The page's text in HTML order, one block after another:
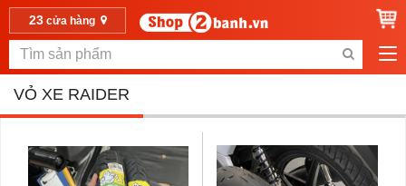
23cửa hàng
VỎ XE RAIDER